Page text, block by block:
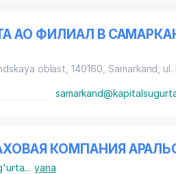
АО ФИЛИАЛ В
oblast, 140160, Samarkand, ul.
КОМПАНИЯ
... yana